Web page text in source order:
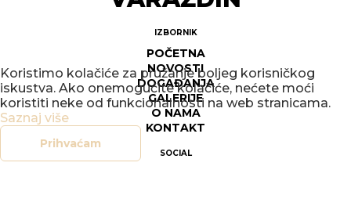
IZBORNIK
POČETNA
NOVOSTI
DOGAĐANJA
GALERIJE
O NAMA
KONTAKT
SOCIAL
Koristimo kolačiće za pružanje boljeg korisničkog
iskustva. Ako onemogućite kolačiće, nećete moći
koristiti neke od funkcionalnosti na web stranicama.
Saznaj više
Prihvaćam